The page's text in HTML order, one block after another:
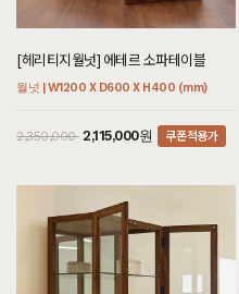
[헤리티지월넛] 에테르 소파테이블
월넛 | W1200 X D600 X H400 (mm)
2,350,000 2,115,000원 쿠폰적용가